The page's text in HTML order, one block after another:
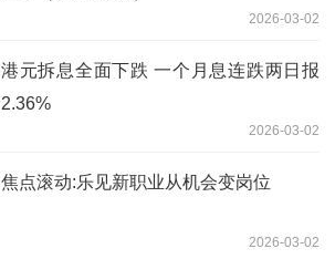
2026-03-02
港元拆息全面下跌 一个月息连跌两日报
2.36%
2026-03-02
焦点滚动:乐见新职业从机会变岗位
2026-03-02